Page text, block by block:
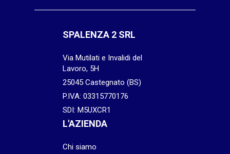
SPALENZA 2 SRL
Via Mutilati e Invalidi del
Lavoro, 5H
25045 Castegnato (BS)
P.IVA: 03315770176
SDI: M5UXCR1
L'AZIENDA
Chi siamo